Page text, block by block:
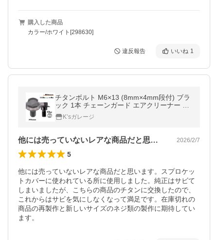
購入した商品
カラー/ホワイト[298630]
違反報告 いいね 1
チタンボルト M6×13 (8mm×4mm段付) ブラ
ック 1本 チェーンガード エアクリーナー リ
アフェンダー 半ネジ ボルト レストア 90111
-187-000
K’sガレージ
他には売っていないレアな商品だと思いま… 2026/2/7
5
他には売っていないレアな商品だと思います。スプロケッ
トカバーに使われている所に使用しました。純正はサビて
しまいましたが、こちらの商品のチタンに交換したので、
これからはサビを気にしなくなって満足です。在庫切れの
商品の再製作と新しいサイズのネジ類の製作に期待してい
ます。